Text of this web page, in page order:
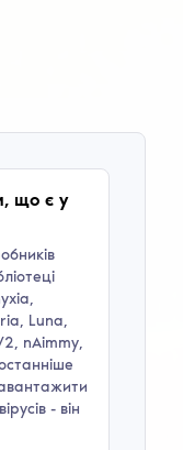
що є у
Luna,
nAimmy,
- він